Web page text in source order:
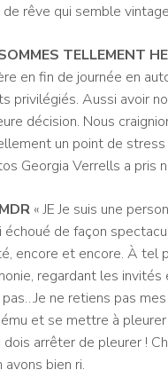
rêve qui semble
TELLEMENT
en fin de journée en
privilégiés. Aussi avoir
décision. Nous
un point de stress
Georgia Verrells a pris
« JEJe suis une
échoué de façon
encore et encore. À tel
regardant les invités
pas…Je ne retiens pas
et se mettre à
arrêter de pleurer !
avons bien ri.